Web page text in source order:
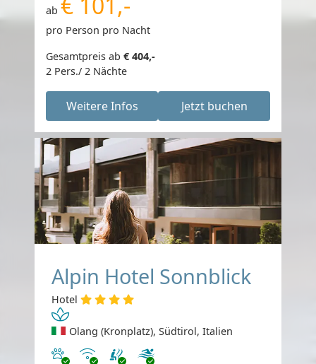
ab
pro Person pro Nacht
Gesamtpreis ab € 404,-
2 Pers./ 2 Nächte
Weitere Infos Jetzt buchen
Alpin Hotel Sonnblick
Hotel
Olang (Kronplatz), Südtirol, Italien
Haustiere erlaubt
Internet